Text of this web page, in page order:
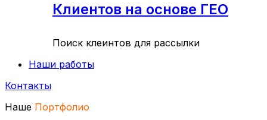
Клиентов на основе ГЕО
Поиск клеинтов для рассылки
Наши работы
Контакты
Наше Портфолио